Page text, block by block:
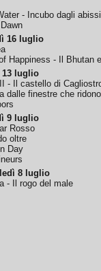
- Incubo dagli abissi
16 luglio
Happiness - Il Bhutan
13 luglio
- Il castello di
dalle finestre che ridono
9 luglio
Rosso
oltre
Day
8 luglio
- Il rogo del male